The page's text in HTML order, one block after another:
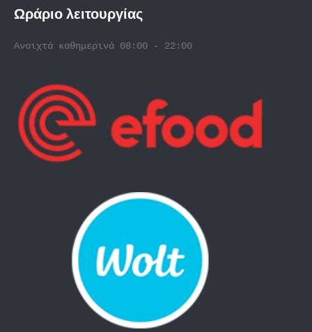
Ωράριο λειτουργίας
Ανοιχτά καθημερινά 08:00 - 22:00